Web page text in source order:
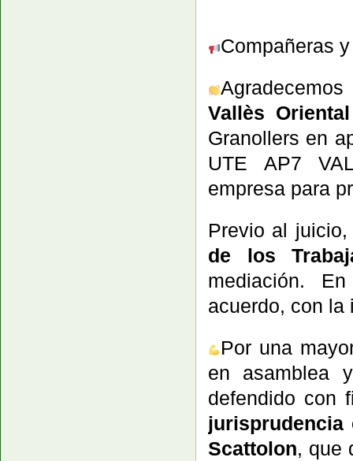
Compañeras
Vallès Oriental
Granollers en
UTE AP7
empresa para
Previo al
de los
mediación.
acuerdo, con la
Por una
en asamblea
defendido con
jurisprudencia
Scattolon, que